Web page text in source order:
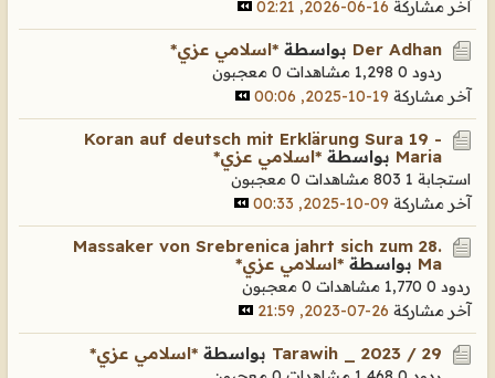
آخر مشاركة 16-06-2026, 02:21
Der Adhan بواسطة *اسلامي عزي*
ردود 0 1,298 مشاهدات
0 معجبون
آخر مشاركة 19-10-2025, 00:06
Koran auf deutsch mit Erklärung Sura 19 -
Maria بواسطة *اسلامي عزي*
استجابة 1 803 مشاهدات
0 معجبون
آخر مشاركة 09-10-2025, 00:33
Massaker von Srebrenica jahrt sich zum 28.
Ma بواسطة *اسلامي عزي*
ردود 0 1,770 مشاهدات
0 معجبون
آخر مشاركة 26-07-2023, 21:59
Tarawih _ 2023 / 29 بواسطة *اسلامي عزي*